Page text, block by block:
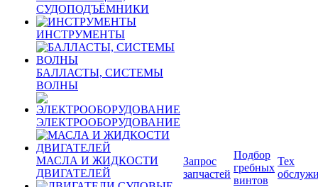
СУДОПОДЪЁМНИКИ
ИНСТРУМЕНТЫ
БАЛЛАСТЫ, СИСТЕМЫ
ВОЛНЫ
ЭЛЕКТРООБОРУДОВАНИЕ
МАСЛА И ЖИДКОСТИ
ДВИГАТЕЛЕЙ
Запрос
запчастей
Подбор
гребных
винтов
Тех